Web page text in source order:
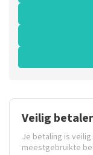
Veilig
Je betaling is
meestgebruikte